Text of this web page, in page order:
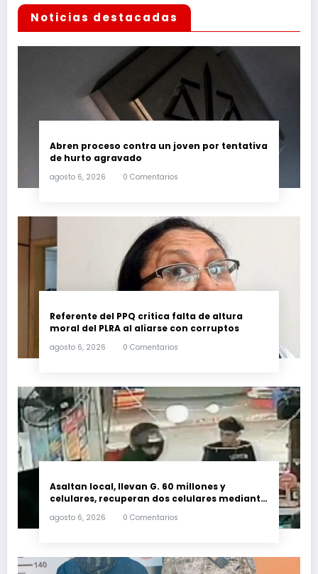
Noticias destacadas
Abren proceso contra un joven por tentativa
de hurto agravado
agosto 6, 2026 0 Comentarios
Referente del PPQ critica falta de altura
moral del PLRA al aliarse con corruptos
agosto 6, 2026 0 Comentarios
Asaltan local, llevan G. 60 millones y
celulares, recuperan dos celulares mediante
agosto 6, 2026 0 Comentarios